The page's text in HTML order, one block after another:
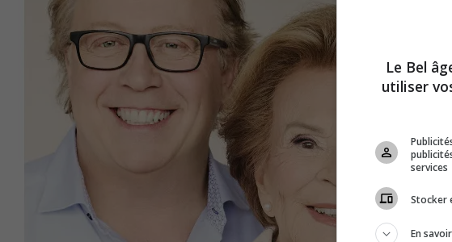
Le Bel
utiliser
services
Stocker
En